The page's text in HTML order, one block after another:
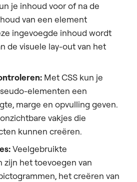
je inhoud voor of na de
van een element
ingevoegde inhoud wordt
de visuele lay-out van het
Met CSS kun je
elementen een
marge en opvulling geven.
vakjes die
kunnen creëren.
Veelgebruikte
zijn het toevoegen van
het creëren van